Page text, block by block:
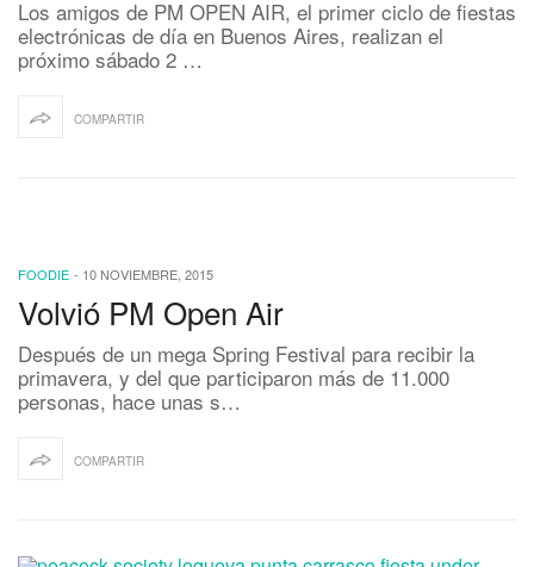
Los amigos de PM OPEN AIR, el primer ciclo de fiestas
electrónicas de día en Buenos Aires, realizan el
próximo sábado 2 …
COMPARTIR
FOODIE - 10 NOVIEMBRE, 2015
Volvió PM Open Air
Después de un mega Spring Festival para recibir la
primavera, y del que participaron más de 11.000
personas, hace unas s…
COMPARTIR